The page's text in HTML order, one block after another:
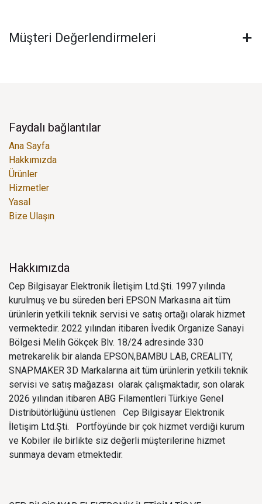
Müşteri Değerlendirmeleri
Faydalı bağlantılar
Ana Sayfa
Hakkımızda
Ürünler
Hizmetler
Yasal
Bize Ulaşın
Hakkımızda
Cep Bilgisayar Elektronik İletişim Ltd.Şti. 1997 yılında
kurulmuş ve bu süreden beri EPSON Markasına ait tüm
ürünlerin yetkili teknik servisi ve satış ortağı olarak hizmet
vermektedir. 2022 yılından itibaren İvedik Organize Sanayi
Bölgesi Melih Gökçek Blv. 18/24 adresinde 330
metrekarelik bir alanda EPSON,BAMBU LAB, CREALITY,
SNAPMAKER 3D Markalarına ait tüm ürünlerin yetkili teknik
servisi ve satış mağazası olarak çalışmaktadır, son olarak
2026 yılından itibaren ABG Filamentleri Türkiye Genel
Distribütörlüğünü üstlenen Cep Bilgisayar Elektronik
İletişim Ltd.Şti. Portföyünde bir çok hizmet verdiği kurum
ve Kobiler ile birlikte siz değerli müşterilerine hizmet
sunmaya devam etmektedir.